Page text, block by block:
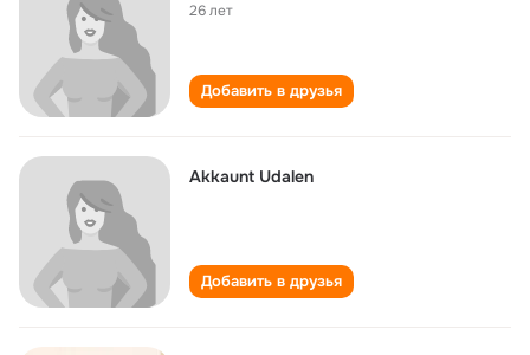
26 лет
Добавить в друзья
Akkaunt Udalen
Добавить в друзья